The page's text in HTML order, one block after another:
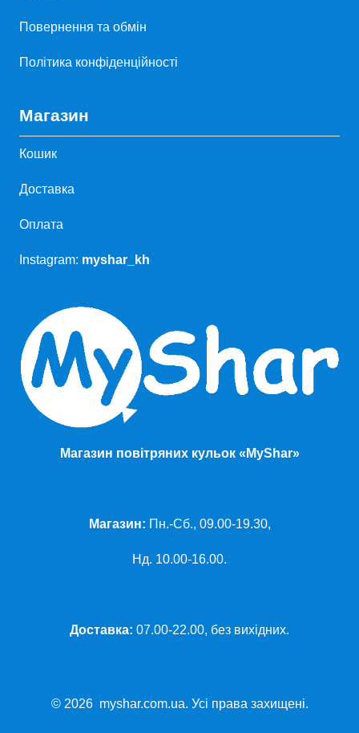
Повернення та обмін
Політика конфіденційності
Магазин
Кошик
Доставка
Оплата
Instagram: myshar_kh
Магазин повітряних кульок «MyShar»
Магазин: Пн.-Сб., 09.00-19.30,
Нд. 10.00-16.00.
Доставка: 07.00-22.00, без вихідних.
© 2026 myshar.com.ua. Усі права захищені.